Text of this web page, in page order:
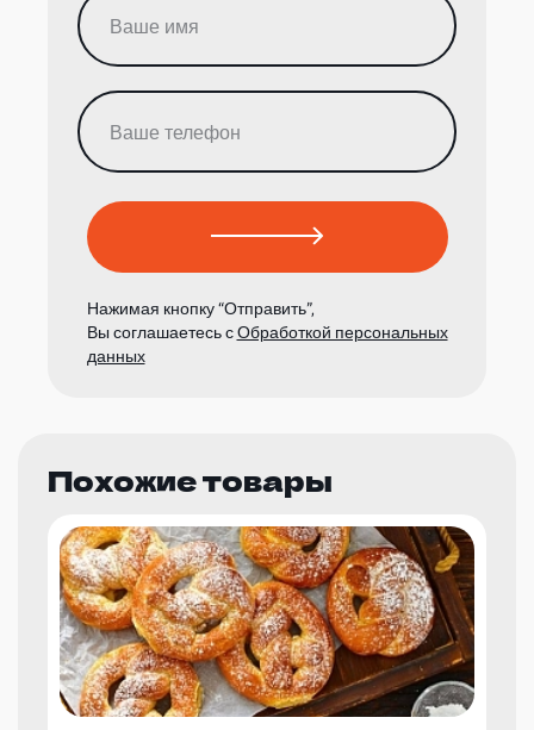
Нажимая кнопку “Отправить”,
Вы соглашаетесь сОбработкой персональных
данных
Похожие товары